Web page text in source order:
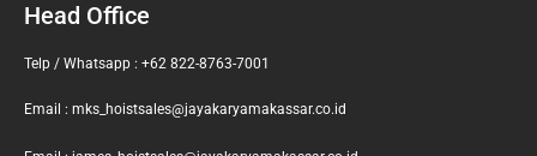
Head Office
Telp / Whatsapp : +62 822-8763-7001
Email : mks_hoistsales@jayakaryamakassar.co.id